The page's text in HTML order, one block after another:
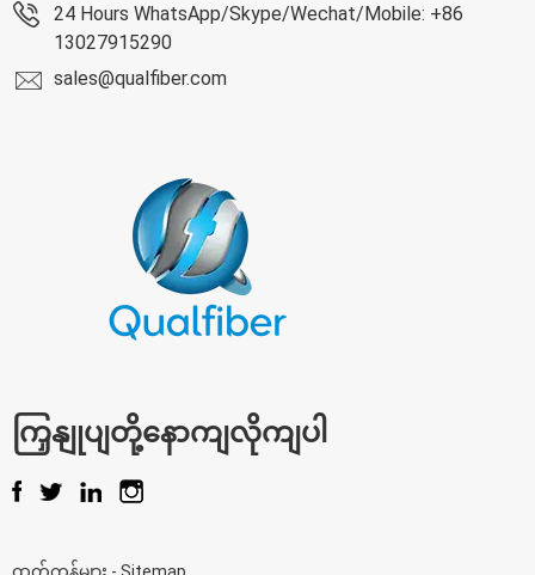
24 Hours WhatsApp/Skype/Wechat/Mobile: +86
13027915290
sales@qualfiber.com
ကြှနျုပျတို့နောကျလိုကျပါ